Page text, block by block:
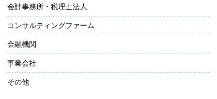
会計事務所・税理士法人
コンサルティングファーム
金融機関
事業会社
その他